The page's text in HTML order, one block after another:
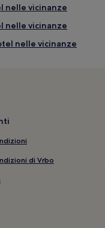
nelle vicinanze
nelle vicinanze
nelle vicinanze
vicinanze
di Vrbo